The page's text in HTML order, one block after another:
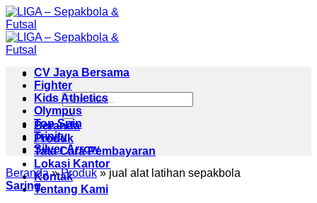
Skip
to
content
Pencarian
untuk:
Beranda
Produk
Tata Cara Pembayaran
Lokasi Kantor
Kontak
Tentang Kami
CV Jaya Bersama
Fighter
Kids Athletics
Olympus
Top Spin
Trinity
Silver Arrow
Beranda » Produk » jual alat latihan sepakbola
Saring